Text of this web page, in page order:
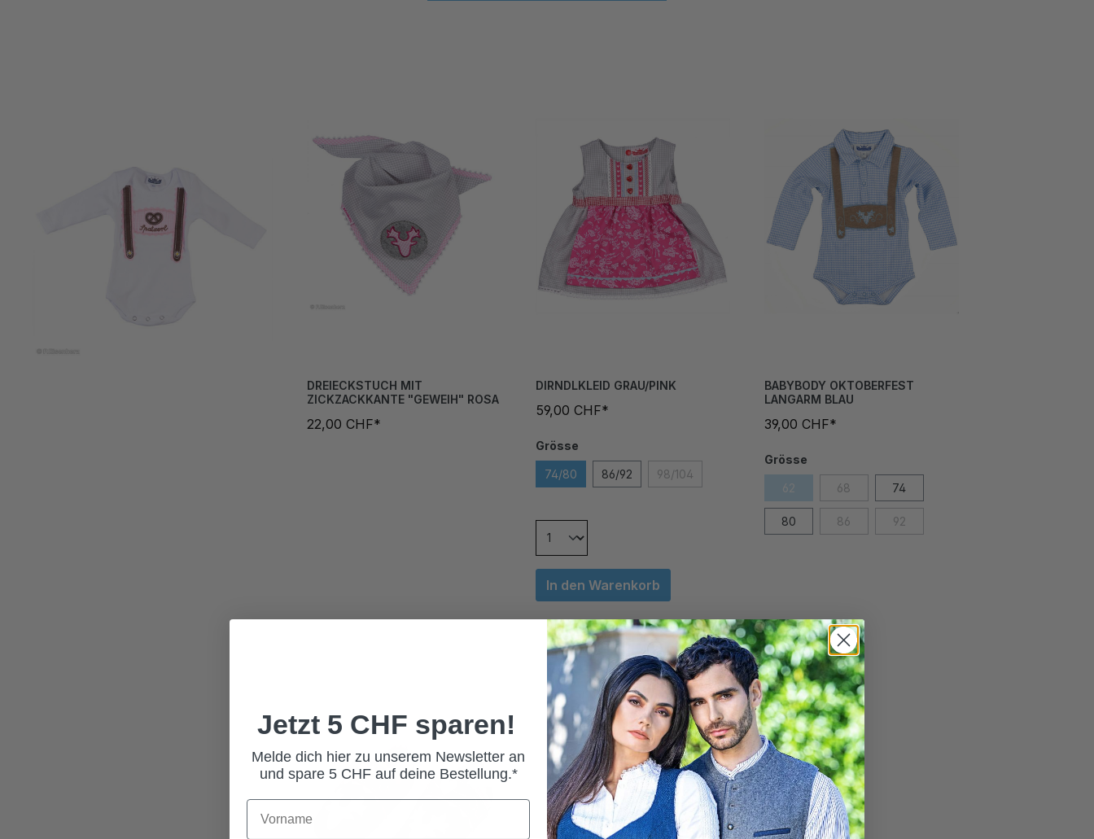
DREIECKSTUCH MIT
ZICKZACKKANTE "GEWEIH" ROSA
22,00 CHF*
DIRNDLKLEID GRAU/PINK
59,00 CHF*
Grösse
74/80 86/92 98/104
In den Warenkorb
BABYBODY OKTOBERFEST
LANGARM BLAU
39,00 CHF*
Grösse
62 68 74
80 86 92
Jetzt 5 CHF sparen!
Melde dich hier zu unserem Newsletter an
und spare 5 CHF auf deine Bestellung.*